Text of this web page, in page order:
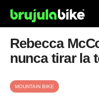
Rebecca
nunca tirar la
MOUNTAIN BIKE